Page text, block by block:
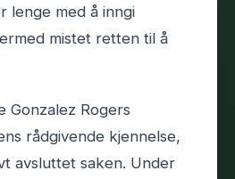
lenge med å inngi
mistet retten til å
Gonzalez Rogers
rådgivende kjennelse,
avsluttet saken. Under